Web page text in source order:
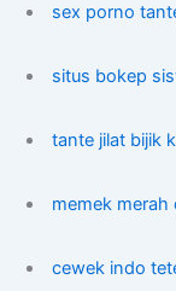
sex porno
situs bokep
tante jilat bijik
memek
cewek indo